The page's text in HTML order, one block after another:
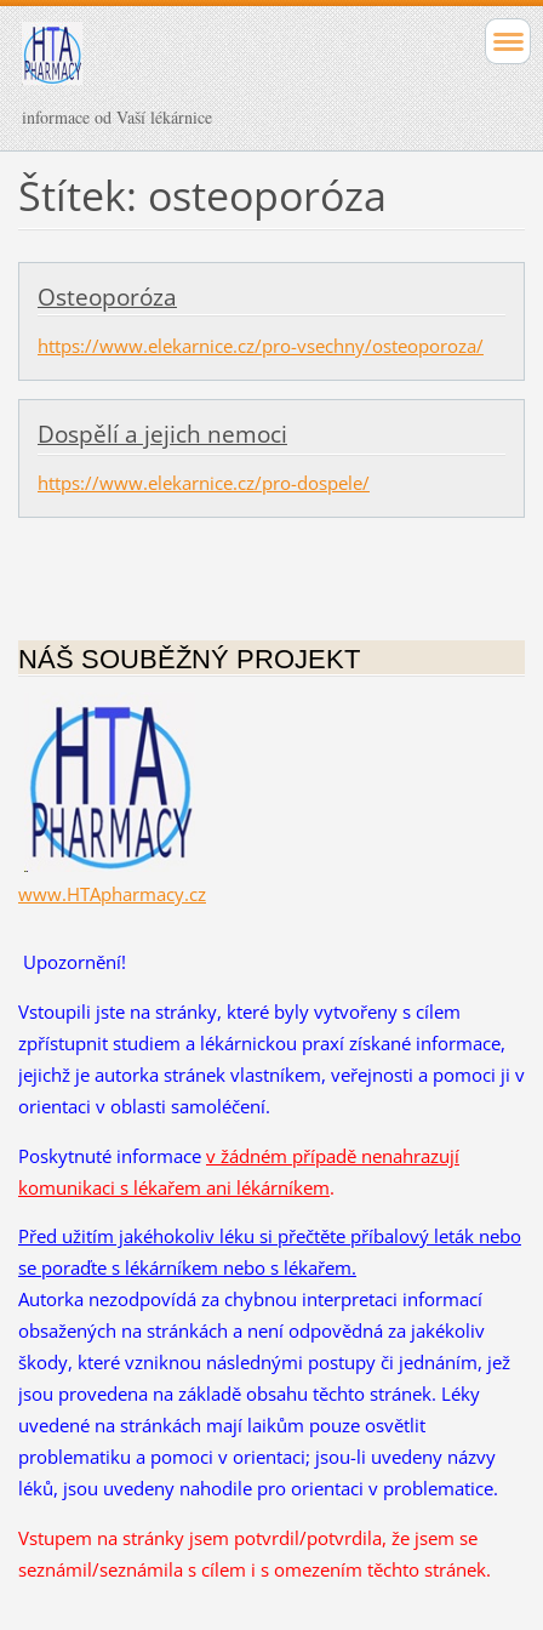
informace od Vaší lékárnice
Štítek: osteoporóza
Osteoporóza
https://www.elekarnice.cz/pro-vsechny/osteoporoza/
Dospělí a jejich nemoci
https://www.elekarnice.cz/pro-dospele/
NÁŠ SOUBĚŽNÝ PROJEKT
www.HTApharmacy.cz
Upozornění!
Vstoupili jste na stránky, které byly vytvořeny s cílem
zpřístupnit studiem a lékárnickou praxí získané informace,
jejichž je autorka stránek vlastníkem, veřejnosti a pomoci ji v
orientaci v oblasti samoléčení.
Poskytnuté informace v žádném případě nenahrazují
komunikaci s lékařem ani lékárníkem.
Před užitím jakéhokoliv léku si přečtěte příbalový leták nebo
se poraďte s lékárníkem nebo s lékařem.
Autorka nezodpovídá za chybnou interpretaci informací
obsažených na stránkách a není odpovědná za jakékoliv
škody, které vzniknou následnými postupy či jednáním, jež
jsou provedena na základě obsahu těchto stránek. Léky
uvedené na stránkách mají laikům pouze osvětlit
problematiku a pomoci v orientaci; jsou-li uvedeny názvy
léků, jsou uvedeny nahodile pro orientaci v problematice.
Vstupem na stránky jsem potvrdil/potvrdila, že jsem se
seznámil/seznámila s cílem i s omezením těchto stránek.